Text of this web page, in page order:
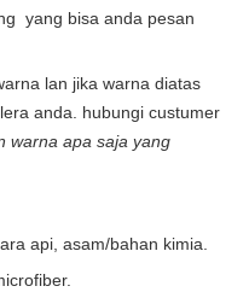
yang bisa anda pesan
lan jika warna diatas
anda. hubungi custumer
warna apa saja yang
api, asam/bahan kimia.